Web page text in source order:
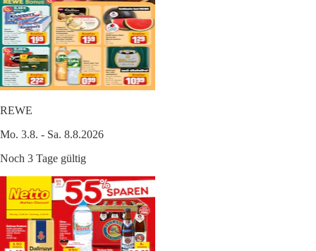
REWE
Mo. 3.8. - Sa. 8.8.2026
Noch 3 Tage gültig